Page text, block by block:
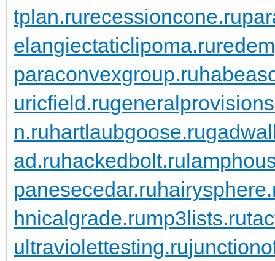
tplan.rurecessioncone.ru
elangiectaticlipoma.ru
paraconvexgroup.ru
uricfield.ru
n.ruhartlaubgoose.ru
ad.ruhackedbolt.ru
panesecedar.ru
hnicalgrade.rump3lists.ru
ultraviolettesting.ru